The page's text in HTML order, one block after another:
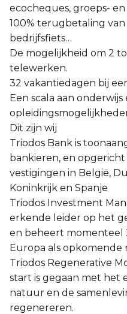
ecocheques, groeps-
100% terugbetaling
bedrijfsfiets…
De mogelijkheid om 2
telewerken.
32 vakantiedagen bij
Een scala aan onderwijs
Dit zijn wij
Triodos Bank is
bankieren, en
vestigingen in België,
Koninkrijk en Spanje
Triodos Investment
erkende leider op het
en beheert momenteel
Europa als opkomende
Triodos Regenerative
start is gegaan met het
natuur en de
regenereren.